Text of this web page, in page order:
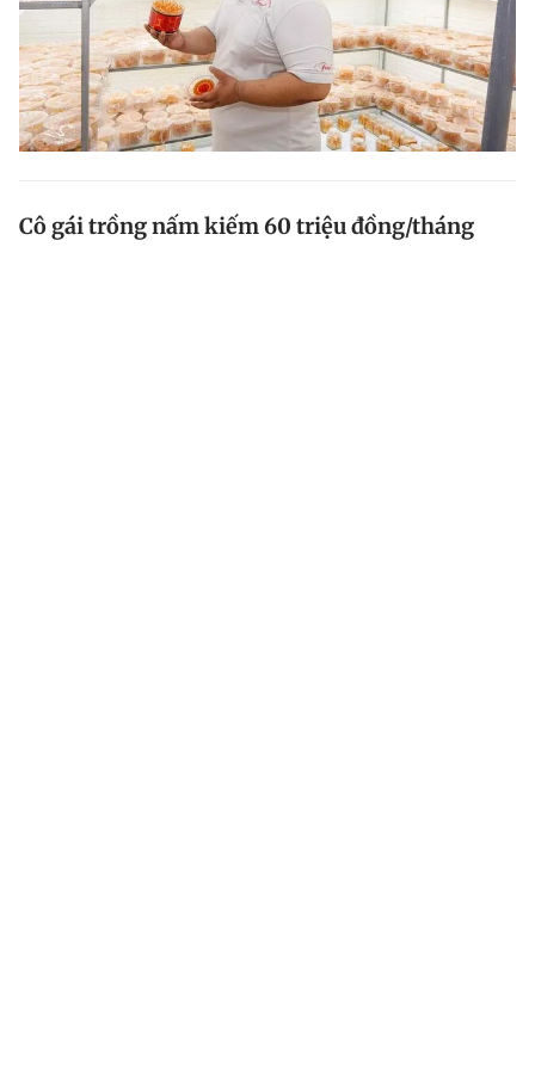
Cô gái trồng nấm kiếm 60 triệu đồng/tháng